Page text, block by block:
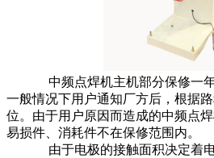
中频点焊机主机部分保修一年
一般情况下用户通知厂方后，根据
位。由于用户原因而造成的中频点
易损件、消耗件不在保修范围内。
由于电极的接触面积决定着